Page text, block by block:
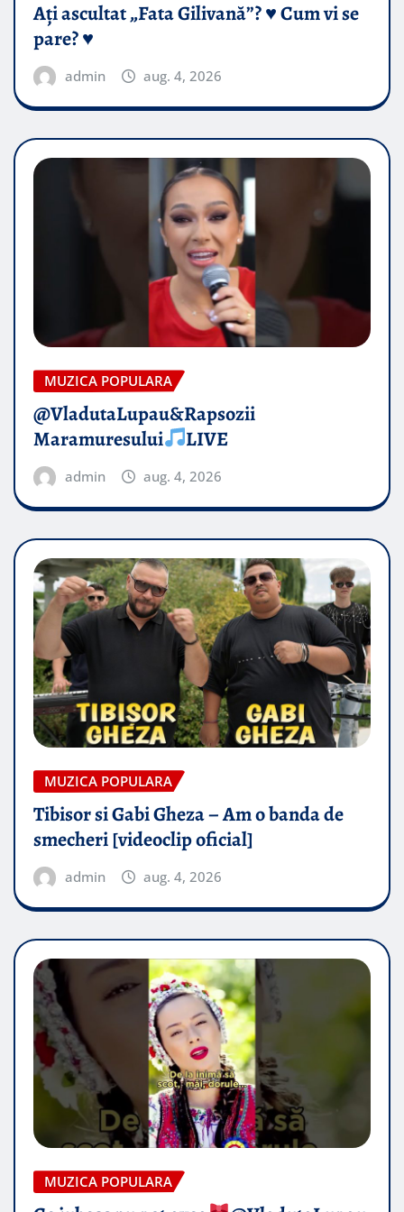
Ați ascultat „Fata Gilivană”? ♥️ Cum vi se
pare? ♥️
admin aug. 4, 2026
MUZICA POPULARA
@VladutaLupau&Rapsozii
Maramuresului
LIVE
admin aug. 4, 2026
MUZICA POPULARA
Tibisor si Gabi Gheza – Am o banda de
smecheri [videoclip oficial]
admin aug. 4, 2026
MUZICA POPULARA